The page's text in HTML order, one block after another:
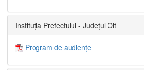
Instituția Prefectului - Județul Olt
Program de audiențe